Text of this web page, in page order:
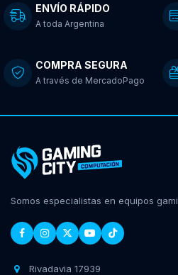
ENVÍO RÁPIDO
A toda Argentina
COMPRA SEGURA
A través de MercadoPago
Somos especialistas en equipos
Rivadavia 17939